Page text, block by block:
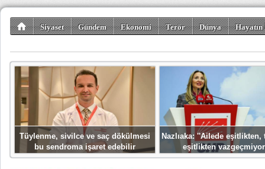
Siyaset Gündem Ekonomi Terör Dünya
Tüylenme, sivilce ve saç dökülmesi
bu sendroma işaret edebilir
Nazlıaka: ''Ailede eşitlikten,
eşitlikten